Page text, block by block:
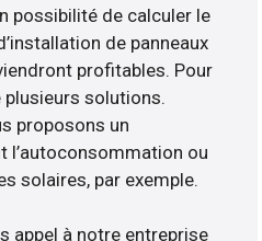
possibilité de calculer le
de panneaux
profitables. Pour
solutions.
proposons un
l’autoconsommation ou
solaires, par exemple.
appel à notre entreprise